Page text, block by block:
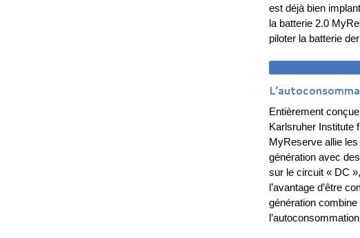
est déjà bien
la batterie 2.0
piloter la batterie
DEMANDE
Entièrement
Karlsruher Institute
MyReserve allie
génération avec
sur le circuit « DC
l’avantage d’être
génération